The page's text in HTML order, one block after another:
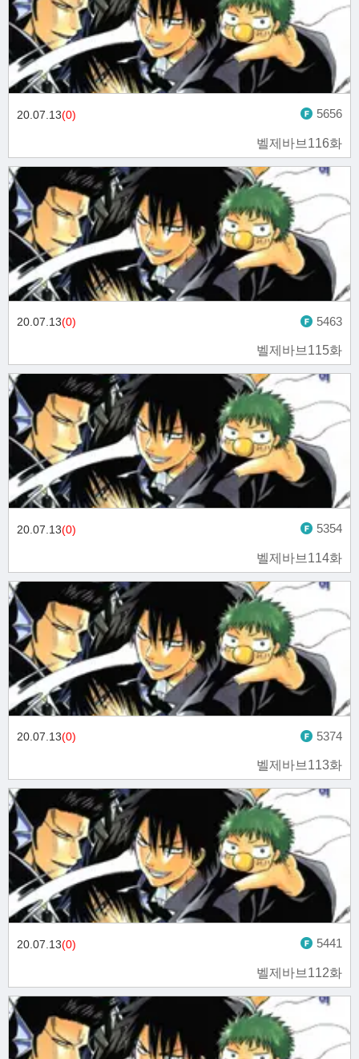
벨제바브116화
20.07.13(0) 5656
벨제바브115화
20.07.13(0) 5463
벨제바브114화
20.07.13(0) 5354
벨제바브113화
20.07.13(0) 5374
벨제바브112화
20.07.13(0) 5441